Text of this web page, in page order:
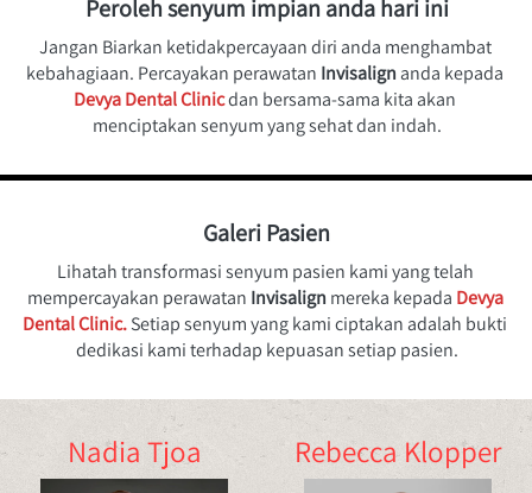
Peroleh senyum impian anda hari ini
Jangan Biarkan ketidakpercayaan diri anda menghambat
kebahagiaan. Percayakan perawatan Invisalign
Devya Dental Clinic dan bersama-sama kita akan
menciptakan senyum yang sehat dan indah.
Galeri Pasien
Lihatah transformasi senyum pasien kami yang telah
mempercayakan perawatan Invisalign mereka kepada Devya
Dental Clinic.Setiap senyum yang kami ciptakan adalah bukti
dedikasi kami terhadap kepuasan setiap pasien.
Nadia Tjoa Rebecca Klopper